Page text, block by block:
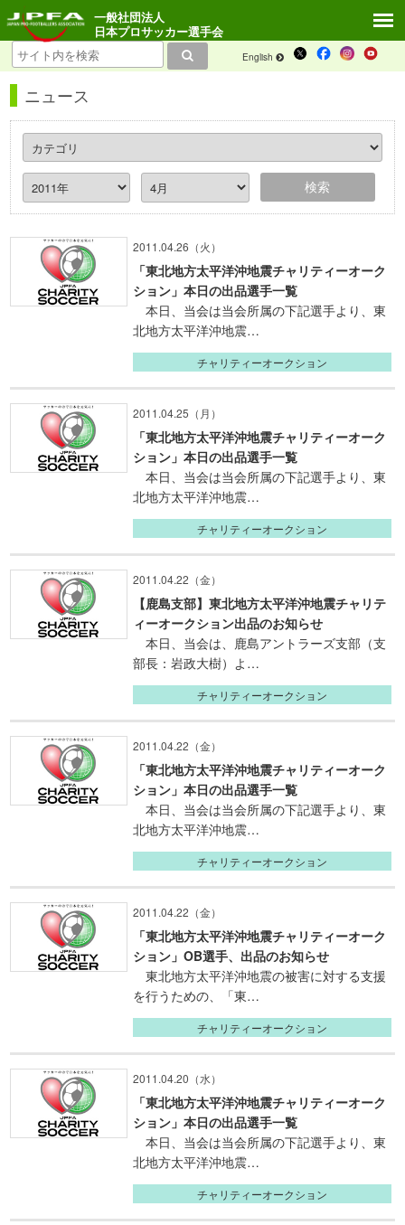
English
一般社団法人
日本プロサッカー選手会
ニュース
2011.04.26（火）
「東北地方太平洋沖地震チャリティーオーク
ション」本日の出品選手一覧
本日、当会は当会所属の下記選手より、東
北地方太平洋沖地震…
チャリティーオークション
2011.04.25（月）
「東北地方太平洋沖地震チャリティーオーク
ション」本日の出品選手一覧
本日、当会は当会所属の下記選手より、東
北地方太平洋沖地震…
チャリティーオークション
2011.04.22（金）
【鹿島支部】東北地方太平洋沖地震チャリテ
ィーオークション出品のお知らせ
本日、当会は、鹿島アントラーズ支部（支
部長：岩政大樹）よ…
チャリティーオークション
2011.04.22（金）
「東北地方太平洋沖地震チャリティーオーク
ション」本日の出品選手一覧
本日、当会は当会所属の下記選手より、東
北地方太平洋沖地震…
チャリティーオークション
2011.04.22（金）
「東北地方太平洋沖地震チャリティーオーク
ション」OB選手、出品のお知らせ
東北地方太平洋沖地震の被害に対する支援
を行うための、「東…
チャリティーオークション
2011.04.20（水）
「東北地方太平洋沖地震チャリティーオーク
ション」本日の出品選手一覧
本日、当会は当会所属の下記選手より、東
北地方太平洋沖地震…
チャリティーオークション